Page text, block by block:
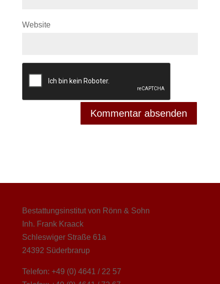
Website
Bestattungsinstitut von Rönn & Sohn
Inh. Frank Kraack
Schleswiger Straße 61a
24392 Süderbrarup
Telefon: +49 (0) 4641 / 22 57